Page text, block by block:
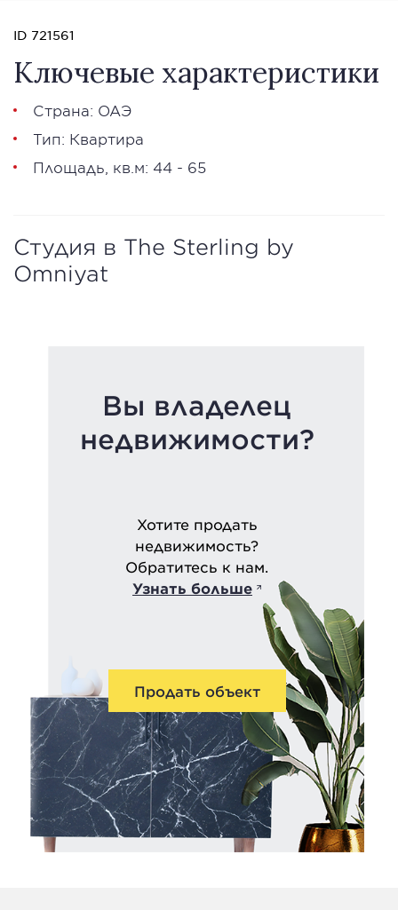
ID 721561
Ключевые характеристики
Страна: ОАЭ
Тип: Квартира
Площадь, кв.м: 44 - 65
Студия в The Sterling by
Omniyat
Вы владелец
недвижимости?
Хотите продать
недвижимость?
Обратитесь к нам.
Узнать больше
Продать объект